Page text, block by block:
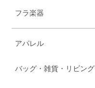
フラ楽器
アパレル
バッグ・雑貨・リビング